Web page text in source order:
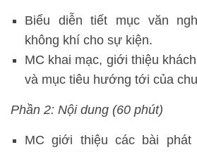
Biểu diễn tiết mục văn
không khí cho sự kiện.
MC khai mạc, giới thiệu
và mục tiêu hướng tới của
Phần 2: Nội dung (60 phút)
MC giới thiệu các bài phát